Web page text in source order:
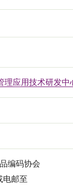
理应用技术研发中
编码协会
电邮至